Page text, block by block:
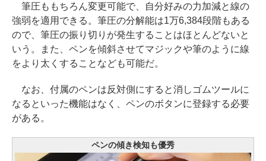
筆圧ももちろん変更可能で、自分好みの力加減と線の
強弱を適用できる。筆圧の分解能は1万6,384段階もある
ので、筆圧の振り切りが発生することはほとんどないと
いう。また、ペンを傾斜させてマジックや筆のように線
をより太くすることなども可能だ。
なお、付属のペンは反対側にすると消しゴムツールに
なるといった機能はなく、ペンのボタンに登録する必要
がある。
ペンの傾き検知も優秀